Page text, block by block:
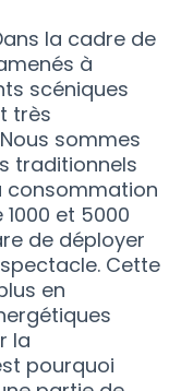
la cadre de
à
scéniques
très
sommes
traditionnels
consommation
et 5000
de déployer
Cette
en
la
pourquoi